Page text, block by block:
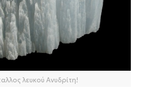
λευκού Ανυδρίτη!